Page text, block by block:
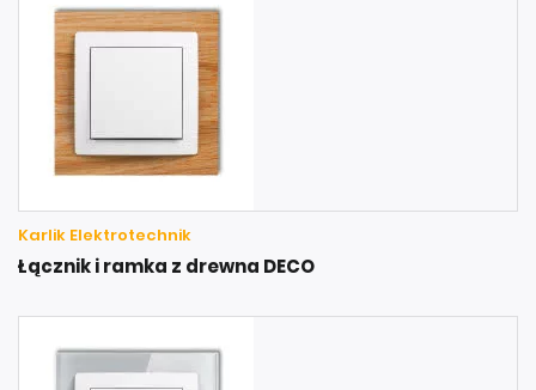
Karlik Elektrotechnik
Łącznik i ramka z drewna DECO